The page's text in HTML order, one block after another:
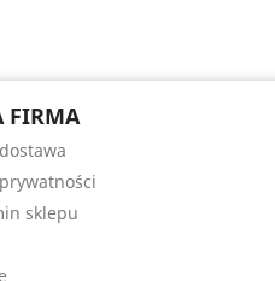
FIRMA
sklepu